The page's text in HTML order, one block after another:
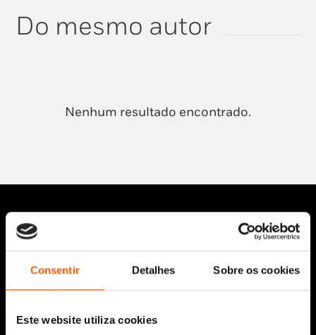
Consentir Detalhes Sobre os cookies
Este website utiliza cookies
Do mesmo autor
Nenhum resultado encontrado.
Siga-nos: